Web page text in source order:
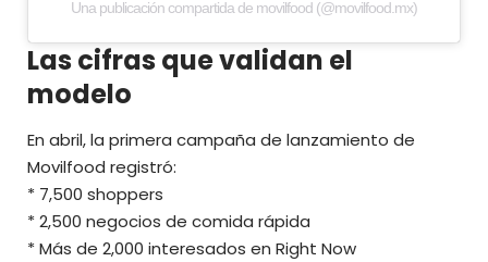
Una publicación compartida de movilfood (@movilfood.mx)
Las cifras que validan el
modelo
En abril, la primera campaña de lanzamiento de
Movilfood registró:
* 7,500 shoppers
* 2,500 negocios de comida rápida
* Más de 2,000 interesados en Right Now